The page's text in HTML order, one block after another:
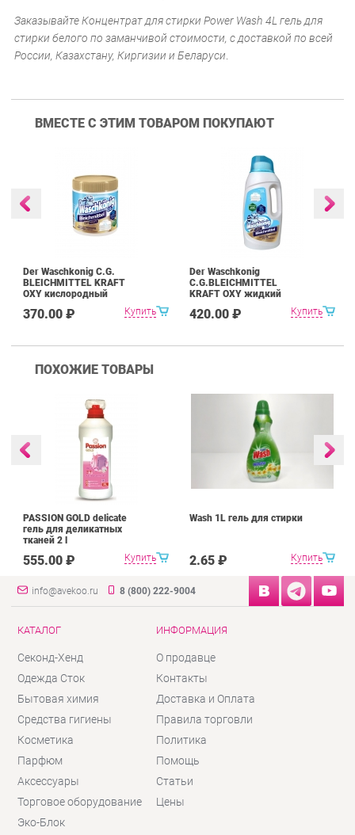
Заказывайте Концентрат для стирки Power Wash 4L гель для
стирки белого по заманчивой стоимости, с доставкой по всей
России, Казахстану, Киргизии и Беларуси.
ВМЕСТЕ С ЭТИМ ТОВАРОМ ПОКУПАЮТ
Купить
Der Waschkonig C.G.
BLEICHMITTEL KRAFT
OXY кислородный
370.00 ₽ Купить
Der Waschkonig
C.G.BLEICHMITTEL
KRAFT OXY жидкий
отбеливатель 1500 мл
420.00 ₽
ПОХОЖИЕ ТОВАРЫ
Купить
PASSION GOLD delicate
гель для деликатных
тканей 2 l
555.00 ₽ Купить
Wash 1L гель для стирки
2.65 ₽
info@avekoo.ru 8 (800) 222-9004
КАТАЛОГ
Секонд-Хенд
Одежда Сток
Бытовая химия
Средства гигиены
Косметика
Парфюм
Аксессуары
Торговое оборудование
Эко-Блок
ИНФОРМАЦИЯ
О продавце
Контакты
Доставка и Оплата
Правила торговли
Политика
Помощь
Статьи
Цены